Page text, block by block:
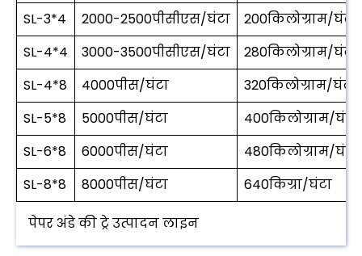
SL-3*4 2000-2500पीसीएस/घंटा
200किलोग्राम/घंटा
SL-4*4
3000-3500पीसीएस/घंटा
280किलोग्राम/घंटा
SL-4*8
4000पीस/घंटा
320किलोग्राम/घंटा
SL-5*8
5000पीस/घंटा
400किलोग्राम/घंटा
SL-6*8
6000पीस/घंटा
480किलोग्राम/घंटा
SL-8*8
8000पीस/घंटा 640किग्रा/घंटा
पेपर अंडे की ट्रे उत्पादन लाइन